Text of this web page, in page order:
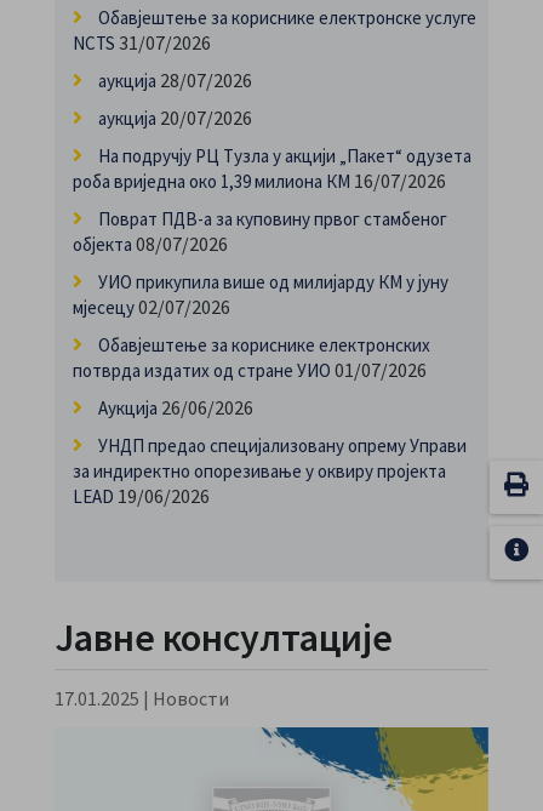
Обавјештење за кориснике електронске услуге
NCTS 31/07/2026
аукција 28/07/2026
аукција 20/07/2026
На подручју РЦ Тузла у акцији „Пакет“ одузета
роба вриједна око 1,39 милиона КМ 16/07/2026
Поврат ПДВ-а за куповину првог стамбеног
објекта 08/07/2026
УИО прикупила више од милијарду КМ у јуну
мјесецу02/07/2026
Обавјештење за кориснике електронских
потврда издатих од стране УИО 01/07/2026
Аукција 26/06/2026
УНДП предао специјализовану опрему Управи
за индиректно опорезивање у оквиру пројекта
LEAD 19/06/2026
Јавне консултације
17.01.2025 | Новости